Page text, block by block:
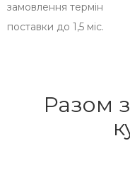
замовлення термін
поставки до 1,5 міс.
Разом